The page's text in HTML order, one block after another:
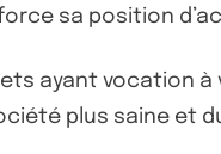
sa position
ayant vocation
plus saine et